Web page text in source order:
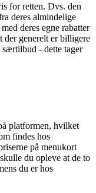
for retten. Dvs. den
deres almindelige
deres egne rabatter
der generelt er billigere
særtilbud - dette tager
platformen, hvilket
findes hos
på menukort
du opleve at de to
du er hos